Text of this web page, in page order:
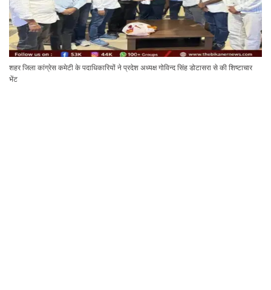
शहर जिला कांग्रेस कमेटी के पदाधिकारियों ने प्रदेश अध्यक्ष गोविन्द सिंह डोटासरा से की शिष्टाचार
भेंट